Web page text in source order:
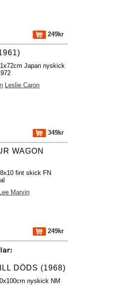
249kr
Japan nyskick
Leslie Caron
349kr
WAGON
fint skick FN
Lee Marvin
249kr
DÖDS (1968)
nyskick NM